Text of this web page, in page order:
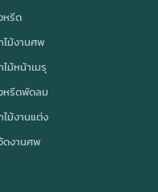
หรีด
ไม้งานศพ
ม้หน้าเมรุ
หรีดพัดลม
ม้งานแต่ง
ดงานศพ